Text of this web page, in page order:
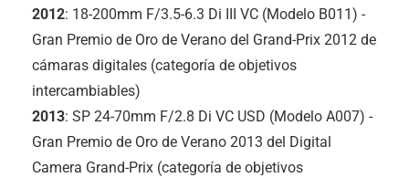
2012: 18-200mm F/3.5-6.3 Di III VC (Modelo B011) -
Gran Premio de Oro de Verano del Grand-Prix 2012 de
cámaras digitales (categoría de objetivos
intercambiables)
2013: SP 24-70mm F/2.8 Di VC USD (Modelo A007) -
Gran Premio de Oro de Verano 2013 del Digital
Camera Grand-Prix (categoría de objetivos